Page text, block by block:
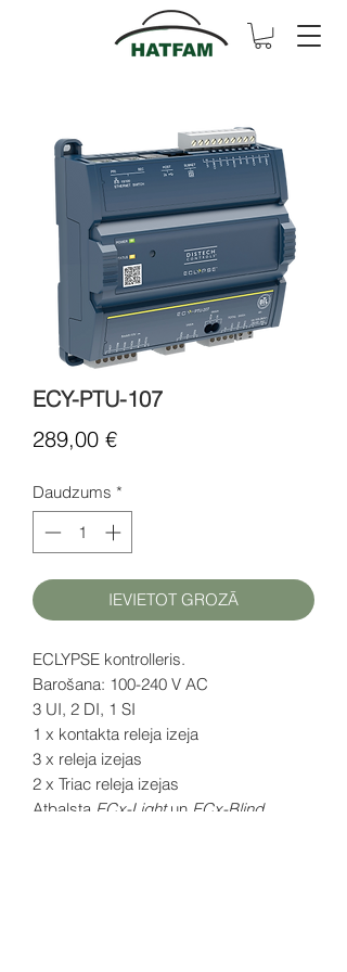
ECY-PTU-107
289,00 €Cena
Daudzums *
IEVIETOT GROZĀ
ECLYPSE kontrolleris.
Barošana: 100-240 V AC
3 UI, 2 DI, 1 SI
1 x kontakta releja izeja
3 x releja izejas
2 x Triac releja izejas
Atbalsta ECx-Lightun ECx-Blind